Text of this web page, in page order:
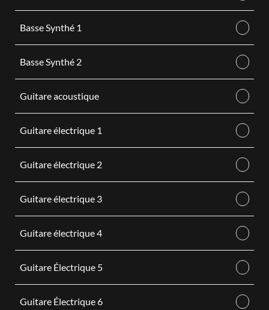
Basse Synthé 1
Basse Synthé 2
Guitare acoustique
Guitare électrique 1
Guitare électrique 2
Guitare électrique 3
Guitare électrique 4
Guitare Électrique 5
Guitare Électrique 6